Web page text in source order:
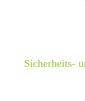
Sicherheits-